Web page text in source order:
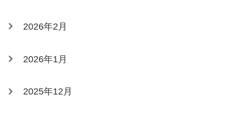
2026年2月
2026年1月
2025年12月